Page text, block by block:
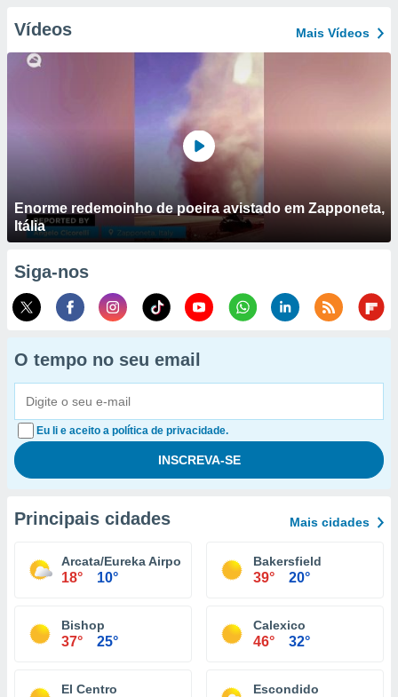
Vídeos Mais Vídeos
Enorme redemoinho de poeira avistado em Zapponeta,
Itália
Siga-nos
O tempo no seu email
Eu li e aceito a política de privacidade.
Principais cidades Mais cidades
Arcata/Eureka Airport
18° 10°
Bakersfield
39° 20°
Bishop
37° 25°
Calexico
46° 32°
El Centro Escondido